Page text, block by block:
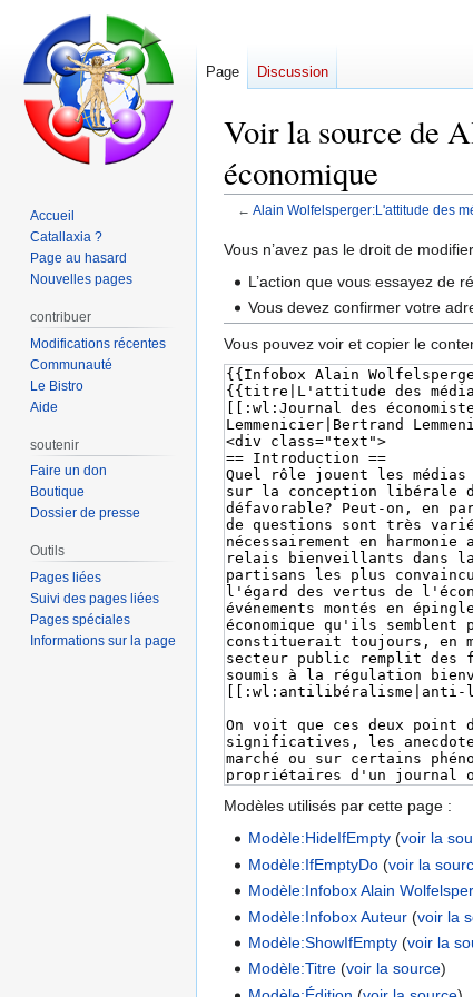
Voir la source de
économique
← Alain Wolfelsperger:L'attitude des
Aller
navigation
Aller
recherche
Vous n’avez pas le droit de
L’action que vous essayez de
Vous devez confirmer votre
Vous pouvez voir et copier le
Modèles utilisés par cette page :
Modèle:HideIfEmpty (voir la
Modèle:IfEmptyDo (voir la
Modèle:Infobox Alain
Modèle:Infobox Auteur (voir la
Modèle:ShowIfEmpty (voir la
Modèle:Titre (voir la source)
Page Discussion
Accueil
Catallaxia ?
Page au hasard
Nouvelles pages
contribuer
Modifications récentes
Communauté
Le Bistro
Aide
soutenir
Faire un don
Boutique
Dossier de presse
Outils
Pages liées
Suivi des pages liées
Pages spéciales
Informations sur la page